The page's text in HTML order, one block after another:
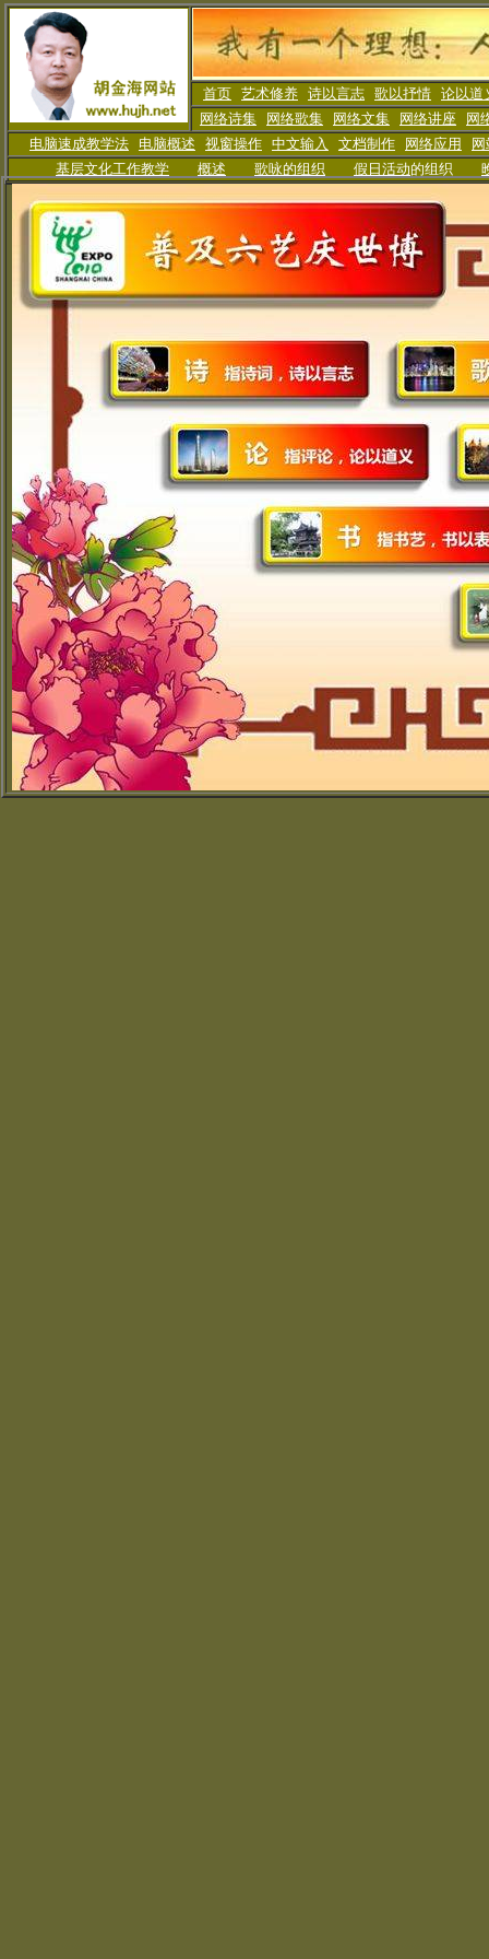
首页 艺术修养 诗以言志 歌以抒情 论以道
网络诗集
网络歌集 网络文集 网络讲座
网
电脑速成教学法
电脑概述 视窗操作 中文输入 文档制作 网络应用
基层文化工作教学
概述 歌咏的组织 假日活动的组织